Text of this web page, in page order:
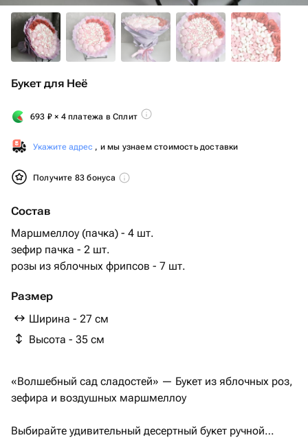
Букет для Неё
693 ₽ × 4 платежа в Сплит
Укажите адрес , и мы узнаем стоимость доставки
Получите 83 бонуса
Состав
Маршмеллоу (пачка) - 4 шт.
зефир пачка - 2 шт.
розы из яблочных фрипсов - 7 шт.
Размер
Ширина - 27 см
Высота - 35 см
«Волшебный сад сладостей» — Букет из яблочных роз,
зефира и воздушных маршмеллоу
Выбирайте удивительный десертный букет ручной